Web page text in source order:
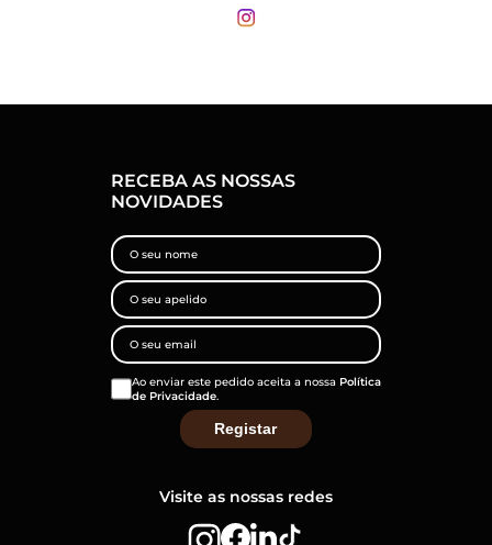
RECEBA AS NOSSAS
NOVIDADES
Ao enviar este pedido aceita a nossa Política
de Privacidade.
Visite as nossas redes